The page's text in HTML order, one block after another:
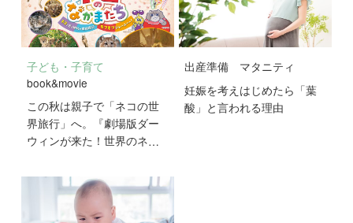
子ども・子育て
book&movie
この秋は親子で「ネコの世
界旅行」へ。『劇場版ダー
ウィンが来た！世界のネコ
公開！
出産準備
マタニティ
妊娠を考えはじめたら「葉
酸」と言われる理由